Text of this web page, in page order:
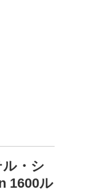
・シ
1600ル